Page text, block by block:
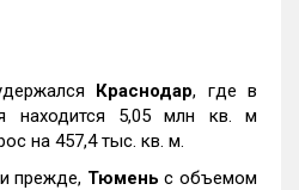
Краснодар, где в
находится 5,05 млн кв. м
на 457,4 тыс. кв. м.
прежде, Тюмень с объемом